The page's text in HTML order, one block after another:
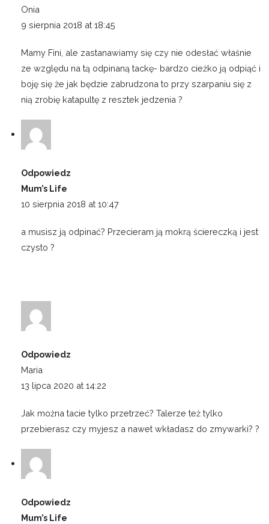
Onia
9 sierpnia 2018 at 18:45
Mamy Fini, ale zastanawiamy się czy nie odesłać właśnie
ze względu na tą odpinaną tackę- bardzo cieżko ją odpiąć i
boję się że jak będzie zabrudzona to przy szarpaniu się z
nią zrobię katapultę z resztek jedzenia ?
Odpowiedz
Mum’s Life
10 sierpnia 2018 at 10:47
a musisz ją odpinać? Przecieram ją mokrą ściereczką i jest
czysto ?
Odpowiedz
Maria
13 lipca 2020 at 14:22
Jak można tacie tylko przetrzeć? Talerze też tylko
przebierasz czy myjesz a nawet wkładasz do zmywarki? ?
Odpowiedz
Mum’s Life